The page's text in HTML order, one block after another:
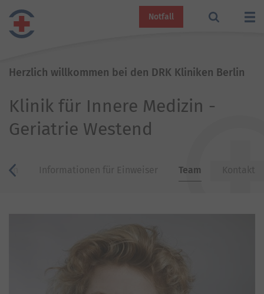
Notfall
Herzlich willkommen bei den DRK Kliniken Berlin
Klinik für Innere Medizin -
Geriatrie Westend
zurück Informationen für Einweiser Team